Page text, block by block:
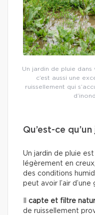
Un jardin de pluie
c’est aussi une
ruissellement qui
Qu’est-ce
Un jardin de pluie
légèrement en
des conditions
peut avoir l’air
capte et filtre
de ruissellement